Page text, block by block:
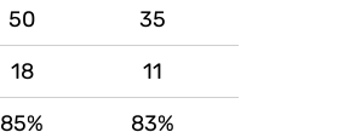
50
35
18
11
85%
83%